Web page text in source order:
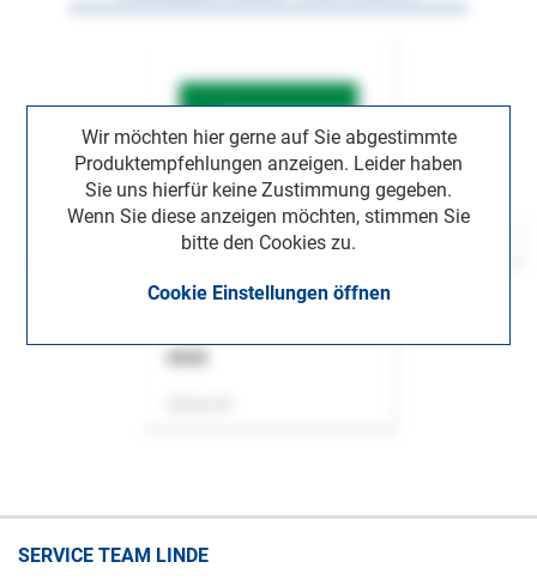
Wir möchten hier gerne auf Sie abgestimmte
Produktempfehlungen anzeigen. Leider haben
Sie uns hierfür keine Zustimmung gegeben.
Wenn Sie diese anzeigen möchten, stimmen Sie
bitte den Cookies zu.
Cookie Einstellungen öffnen
SERVICE TEAM LINDE